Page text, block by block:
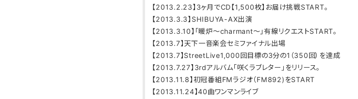
【2013.2.23】3ヶ月でCD【1,500枚】お届け挑戦START。
【2013.3.3】SHIBUYA-AX出演
【2013.3.10】「暖炉～charmant～」有線リクエストSTART。
【2013.7】天下一音楽会セミファイナル出場
【2013.7】StreetLive1,000回目標の3分の1（350回）を達成
【2013.7.27】3rdアルバム「咲くラブレター」をリリース。
【2013.11.8】初冠番組FMラジオ（FM892)をSTART
【2013.11.24】40曲ワンマンライブ